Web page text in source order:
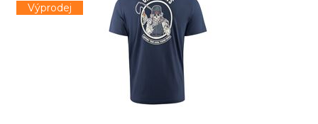
Výprodej